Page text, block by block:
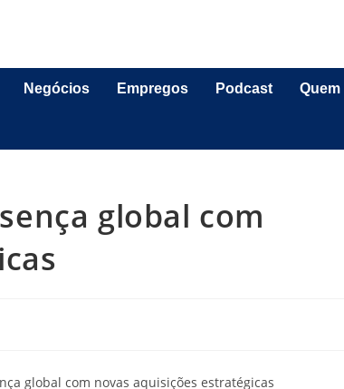
Negócios Empregos Podcast
global com